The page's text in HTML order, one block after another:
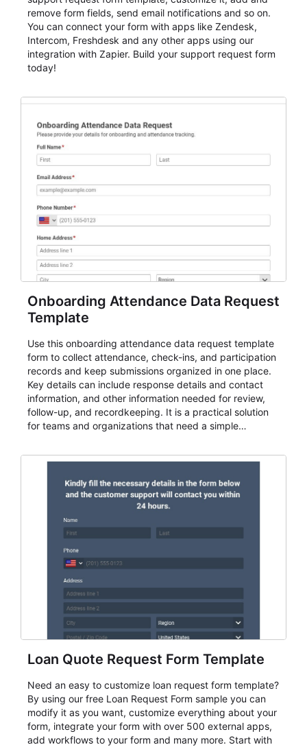
remove form fields, send email notifications and so on.
You can connect your form with apps like Zendesk,
Intercom, Freshdesk and any other apps using our
integration with Zapier. Build your support request form
today!
Onboarding Attendance Data Request
Template
Use this onboarding attendance data request template
form to collect attendance, check-ins, and participation
records and keep submissions organized in one place.
Key details can include response details and contact
information, and other information needed for review,
follow-up, and recordkeeping. It is a practical solution
for teams and organizations that need a simple
participation records.
Loan Quote Request Form Template
Need an easy to customize loan request form template?
By using our free Loan Request Form sample you can
modify it as you want, customize everything about your
form, integrate your form with over 500 external apps,
add workflows to your form and many more. Start with